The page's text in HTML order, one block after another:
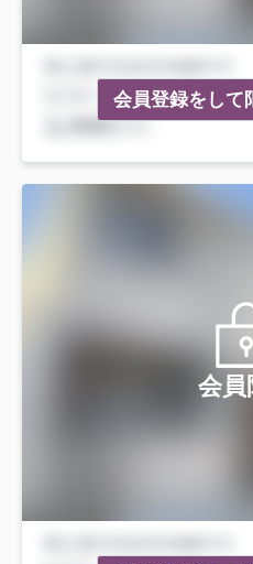
会員登録をして
会員